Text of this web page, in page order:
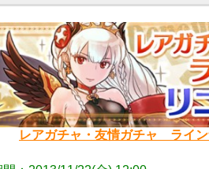
レアガチャ・友情ガチャ ライン